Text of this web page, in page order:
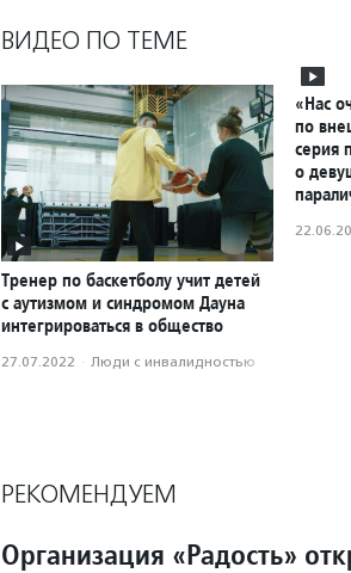
ВИДЕО ПО ТЕМЕ
Тренер по баскетболу учит детей
с аутизмом и синдромом Дауна
интегрироваться в общество
27.07.2022 · Люди с инвалидностью
«Нас
по
серия
о
РЕКОМЕНДУЕМ
Организация «Радость»